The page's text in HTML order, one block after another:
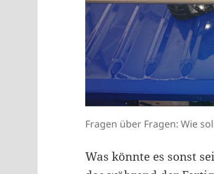
Fragen über Fragen: Wie
Was könnte es sonst